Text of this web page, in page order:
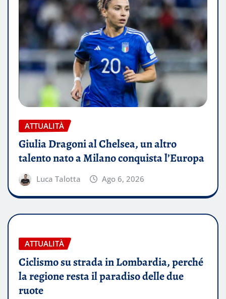
ATTUALITÀ
Giulia Dragoni al Chelsea, un altro
talento nato a Milano conquista l’Europa
Luca Talotta Ago 6, 2026
ATTUALITÀ
Ciclismo su strada in Lombardia, perché
la regione resta il paradiso delle due
ruote